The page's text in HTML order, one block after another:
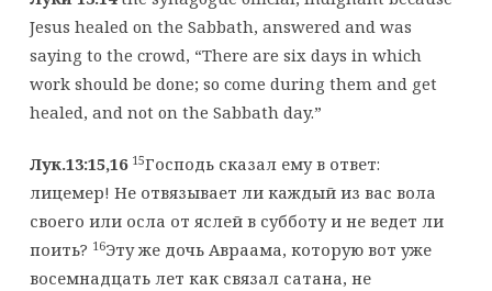
Jesus healed on the Sabbath, answered and was
saying to the crowd, “There are six days in which
work should be done; so come during them and get
healed, and not on the Sabbath day.”
Лук.13:15,16 15Господь сказал ему в ответ:
лицемер! Не отвязывает ли каждый из вас вола
своего или осла от яслей в субботу и не ведет ли
поить? 16Эту же дочь Авраама, которую вот уже
восемнадцать лет как связал сатана, не